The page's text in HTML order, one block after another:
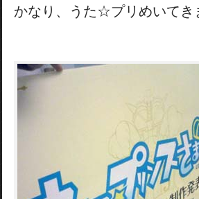
かなり、うた☆プリめいてき